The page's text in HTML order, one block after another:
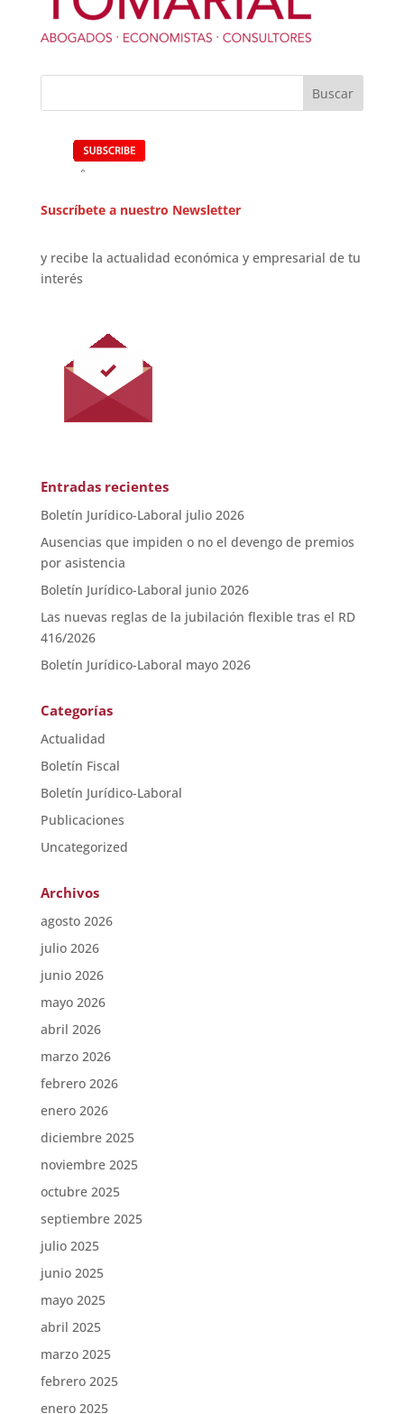
Suscríbete a nuestro Newsletter
y recibe la actualidad económica y empresarial de tu
interés
Entradas recientes
Boletín Jurídico-Laboral julio 2026
Ausencias que impiden o no el devengo de premios
por asistencia
Boletín Jurídico-Laboral junio 2026
Las nuevas reglas de la jubilación flexible tras el RD
416/2026
Boletín Jurídico-Laboral mayo 2026
Categorías
Actualidad
Boletín Fiscal
Boletín Jurídico-Laboral
Publicaciones
Uncategorized
Archivos
agosto 2026
julio 2026
junio 2026
mayo 2026
abril 2026
marzo 2026
febrero 2026
enero 2026
diciembre 2025
noviembre 2025
octubre 2025
septiembre 2025
julio 2025
junio 2025
mayo 2025
abril 2025
marzo 2025
febrero 2025
enero 2025